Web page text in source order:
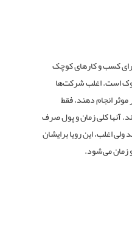
کسب و کارهای کوچک
بوک است. اغلب شرکت‌ها
موثر انجام دهند، فقط
آنها کلی زمان و پول صرف
اغلب، این رویا برایشان
زمان می‌شود.